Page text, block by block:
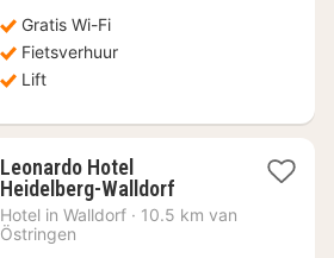
71,96
Gratis Wi-Fi
Fietsverhuur
Lift
Leonardo Hotel
Heidelberg-Walldorf1
nacht
Hotel in Walldorf · 10.5 km van
Östringen